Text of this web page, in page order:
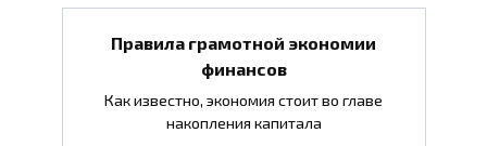
Правила грамотной экономии
финансов
Как известно, экономия стоит во главе
накопления капитала